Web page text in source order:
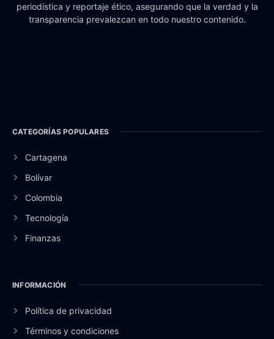
periodística y reportaje ético, asegurando que la verdad y la
transparencia prevalezcan en todo nuestro contenido.
CATEGORÍAS POPULARES
Cartagena
Bolívar
Colombia
Tecnología
Finanzas
INFORMACIÓN
Política de privacidad
Términos y condiciones